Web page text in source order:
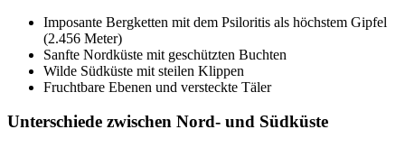
Imposante Bergketten mit dem Psiloritis als höchstem Gipfel
(2.456 Meter)
Sanfte Nordküste mit geschützten Buchten
Wilde Südküste mit steilen Klippen
Fruchtbare Ebenen und versteckte Täler
Unterschiede zwischen Nord- und Südküste